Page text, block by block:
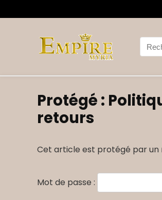
Protégé :
retours
Cet article est protégé par un
Mot de passe :